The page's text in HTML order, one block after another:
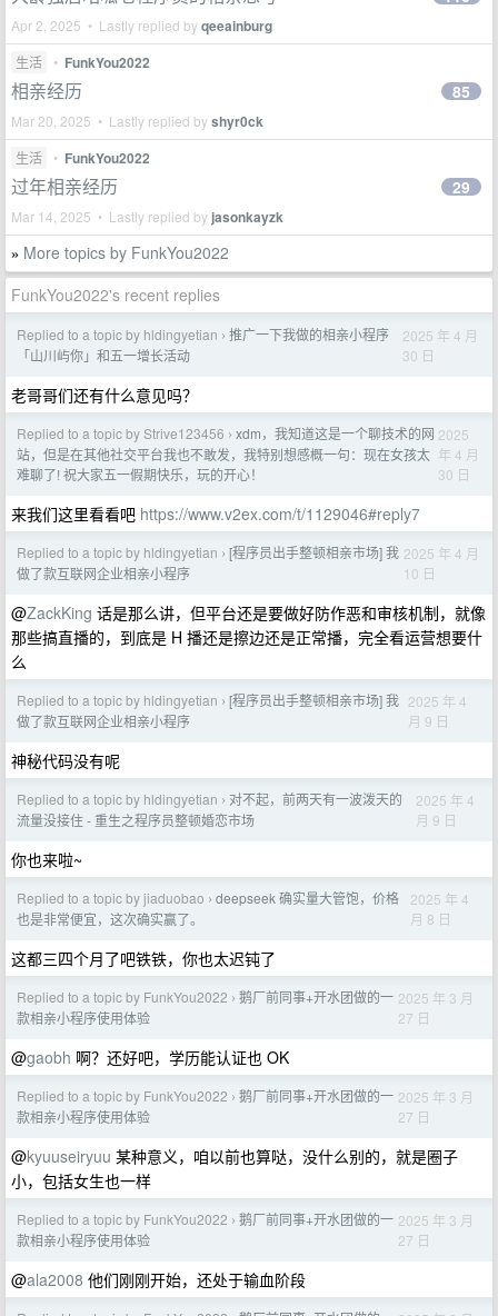
Apr 2, 2025 • Lastly replied byqeeainburg
生活 • FunkYou2022
相亲经历
Mar 20, 2025 • Lastly replied byshyr0ck
85
生活 • FunkYou2022
过年相亲经历
Mar 14, 2025 • Lastly replied by jasonkayzk
29
» More topics by FunkYou2022
FunkYou2022's recent replies
Replied to a topic by hldingyetian › 推广一下我做的相亲小程序
「山川屿你」和五一增长活动
2025 年 4 月
30 日
老哥哥们还有什么意见吗？
Replied to a topic by Strive123456 › xdm，我知道这是一个聊技术的网
站，但是在其他社交平台我也不敢发，我特别想感概一句：现在女孩太
难聊了! 祝大家五一假期快乐，玩的开心！
2025
年 4 月
30 日
来我们这里看看吧 https://www.v2ex.com/t/1129046#reply7
Replied to a topic by hldingyetian › [程序员出手整顿相亲市场] 我
做了款互联网企业相亲小程序
2025 年 4 月
10 日
@ZackKing 话是那么讲，但平台还是要做好防作恶和审核机制，就像
那些搞直播的，到底是 H 播还是擦边还是正常播，完全看运营想要什
么
Replied to a topic by hldingyetian › [程序员出手整顿相亲市场] 我
做了款互联网企业相亲小程序
2025 年 4
月 9 日
神秘代码没有呢
Replied to a topic by hldingyetian › 对不起，前两天有一波泼天的
流量没接住 - 重生之程序员整顿婚恋市场
2025 年 4
月 9 日
你也来啦~
Replied to a topic by jiaduobao › deepseek 确实量大管饱，价格
也是非常便宜，这次确实赢了。
2025 年 4
月 8 日
这都三四个月了吧铁铁，你也太迟钝了
Replied to a topic by FunkYou2022 › 鹅厂前同事+开水团做的一
款相亲小程序使用体验
2025 年 3 月
27 日
@gaobh 啊？还好吧，学历能认证也 OK
Replied to a topic by FunkYou2022 › 鹅厂前同事+开水团做的一
款相亲小程序使用体验
2025 年 3 月
27 日
@kyuuseiryuu 某种意义，咱以前也算哒，没什么别的，就是圈子
小，包括女生也一样
Replied to a topic by FunkYou2022 › 鹅厂前同事+开水团做的一
款相亲小程序使用体验
2025 年 3 月
27 日
@ala2008 他们刚刚开始，还处于输血阶段